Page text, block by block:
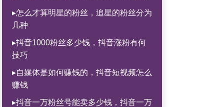
▸怎么才算明星的粉丝，追星的粉丝分为
几种
▸抖音1000粉丝多少钱，抖音涨粉有何
技巧
▸自媒体是如何赚钱的，抖音短视频怎么
赚钱
▸抖音一万粉丝号能卖多少钱，抖音一万